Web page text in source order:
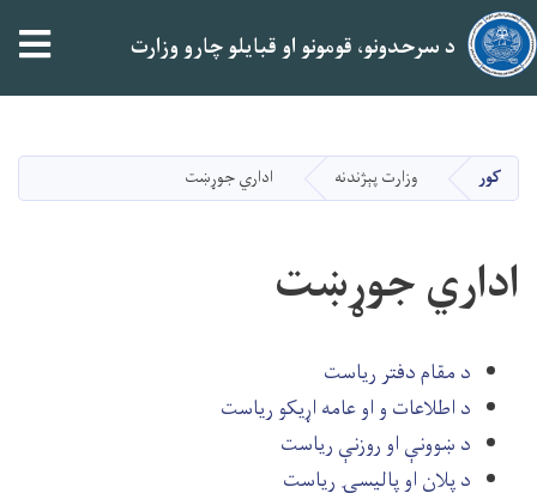
دانګل
د سرحدونو، قومونو او قبایلو چارو وزارت
کور وزارت پېژندنه اداري جوړښت
اداري جوړښت
د مقام دفتر ریاست
د اطلاعات و او عامه اړیکو ریاست
د ښوونې او روزنې ریاست
د پلان او پالیسۍ ریاست